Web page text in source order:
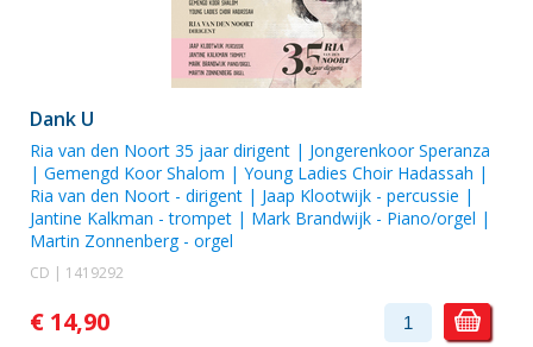
Dank U
Ria van den Noort 35 jaar dirigent | Jongerenkoor Speranza
| Gemengd Koor Shalom | Young Ladies Choir Hadassah |
Ria van den Noort - dirigent | Jaap Klootwijk - percussie |
Jantine Kalkman - trompet | Mark Brandwijk - Piano/orgel |
Martin Zonnenberg- orgel
CD | 1419292
€ 14,90